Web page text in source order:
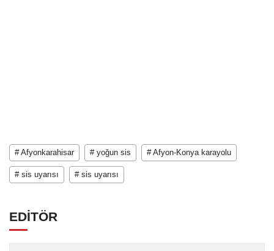
# Afyonkarahisar # yoğun sis # Afyon-Konya karayolu
# sis uyarısı # sis uyarısı
EDİTÖR